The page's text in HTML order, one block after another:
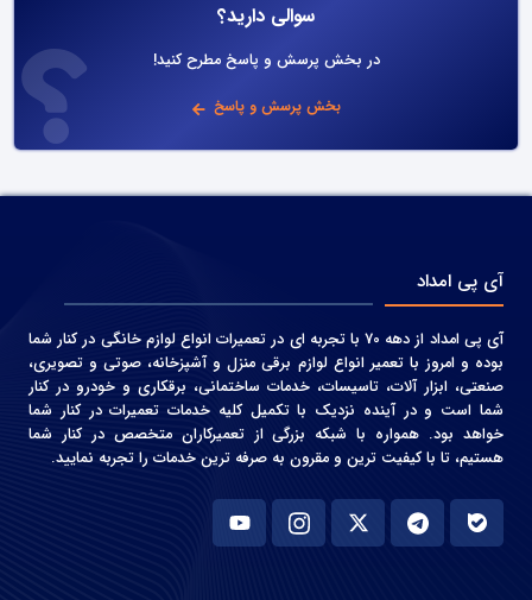
سوالی دارید؟
در بخش پرسش و پاسخ مطرح کنید!
بخش پرسش و پاسخ
آی پی امداد
آی پی امداد از دهه 70 با تجربه ای در تعمیرات انواع لوازم خانگی در کنار شما
بوده و امروز با تعمیر انواع لوازم برقی منزل و آشپزخانه، صوتی و‌ تصویری،
صنعتی، ابزار آلات، تاسیسات، خدمات ساختمانی، برقکاری و خودرو در کنار
شما است و در آینده نزدیک با تکمیل کلیه خدمات تعمیرات در کنار شما
خواهد بود. همواره با شبکه بزرگی از تعمیرکاران متخصص در کنار شما
هستیم، تا با کیفیت ترین و مقرون به صرفه ترین خدمات را تجربه نمایید.